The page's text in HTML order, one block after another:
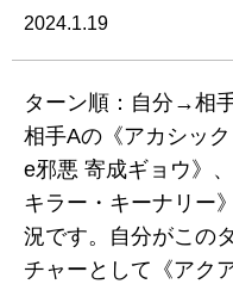
2024.1.19
ターン順：自分→相
相手Aの《アカシッ
e邪悪 寄成ギョウ》
キラー・キーナリー
況です。自分がこの
チャーとして《アク